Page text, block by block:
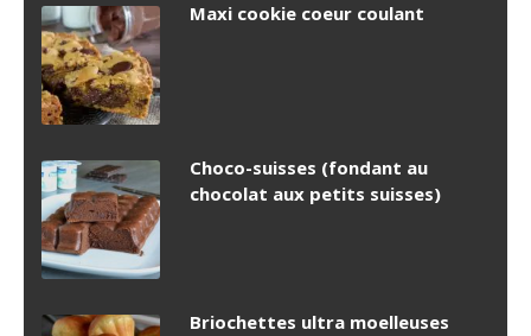
Maxi cookie coeur coulant
Choco-suisses (fondant au
chocolat aux petits suisses)
Briochettes ultra moelleuses